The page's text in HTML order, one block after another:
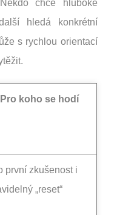
chce hluboké
hledá konkrétní
s rychlou orientací
Pro koho se hodí
první zkušenost i
„reset“